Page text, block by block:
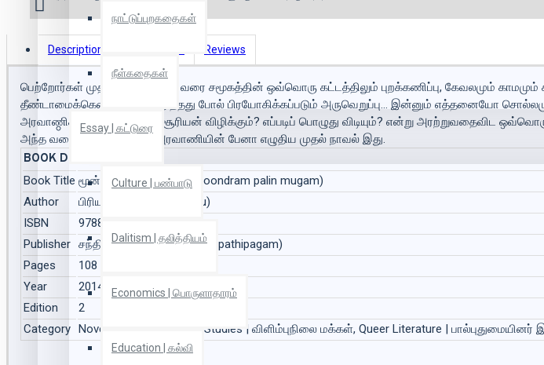
நாட்டுப்புறகதைகள்
நீள்கதைகள்
Essay | கட்டுரை
Culture | பண்பாடு
Dalitism | தலித்தியம்
Economics | பொருளாதாரம்
Education | கல்வி
Description Reviews
பெற்றோர்கள் முதல் இடஒதுக்கீடு வரை சமூகத்தின் ஒவ்வொரு கட்டத்திலும் புறக்கணிப்பு, கேவலமும் காமமும்
தீண்டாமைக்கென்றே பிறப்பெடுத்தது போல் பிரயோகிக்கப்படும் அருவெறுப்பு... இன்னும் எத்தனையோ
அரவாணிகளுடையது. எந்தச் சூரியன் விழிக்கும்? எப்படிப் பொழுது விடியும்? என்று அரற்றுவதைவிட
அந்த வகையில் தமிழில் ஓர் அரவாணியின் பேனா எழுதிய முதல் நாவல் இது.
BOOK DETAILS
Book Title மூன்றாம் பாலின் முகம் (Moondram palin mugam)
Author
பிரியா பாபு (Piriyaa Paapu)
ISBN
9788190745321
Publisher சந்தியா பதிப்பகம் (santhiya pathipagam)
Pages
108
Year
2014
Edition
2
Category Novel | நாவல், Subaltern Studies | விளிம்புநிலை மக்கள், Queer Literature | பால்புதுமையினர்